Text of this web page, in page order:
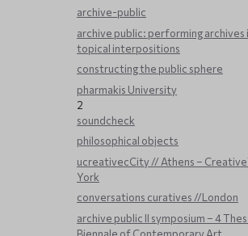
archive-public
archive public: performing archives
topical interpositions
constructing the public sphere
pharmakis University
2
soundcheck
philosophical objects
ucreativecCity // Athens –
York
conversations curatives //London
archive public ΙΙ symposium – 4
Biennale of Contemporary Art